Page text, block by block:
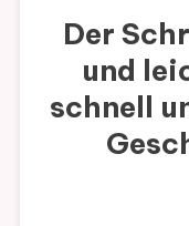
Der
und
schnell